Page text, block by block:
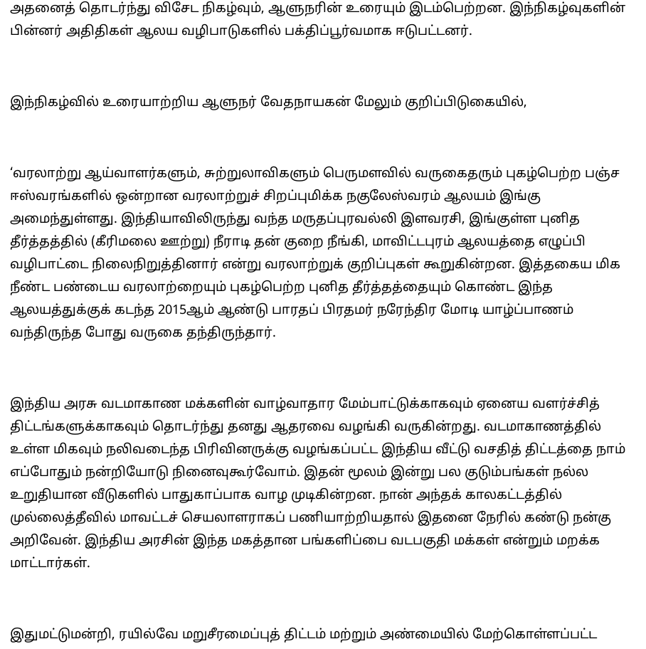
அதனைத் தொடர்ந்து விசேட நிகழ்வும், ஆளுநரின் உரையும் இடம்பெற்றன. இந்நிகழ்வுகளின்
பின்னர் அதிதிகள் ஆலய வழிபாடுகளில் பக்திப்பூர்வமாக ஈடுபட்டனர்.
இந்நிகழ்வில் உரையாற்றிய ஆளுநர் வேதநாயகன் மேலும் குறிப்பிடுகையில்,
‘வரலாற்று ஆய்வாளர்களும், சுற்றுலாவிகளும் பெருமளவில் வருகைதரும் புகழ்பெற்ற பஞ்ச
ஈஸ்வரங்களில் ஒன்றான வரலாற்றுச் சிறப்புமிக்க நகுலேஸ்வரம் ஆலயம் இங்கு
அமைந்துள்ளது. இந்தியாவிலிருந்து வந்த மருதப்புரவல்லி இளவரசி, இங்குள்ள புனித
தீர்த்தத்தில் (கீரிமலை ஊற்று) நீராடி தன் குறை நீங்கி, மாவிட்டபுரம் ஆலயத்தை எழுப்பி
வழிபாட்டை நிலைநிறுத்தினார் என்று வரலாற்றுக் குறிப்புகள் கூறுகின்றன. இத்தகைய மிக
நீண்ட பண்டைய வரலாற்றையும் புகழ்பெற்ற புனித தீர்த்தத்தையும் கொண்ட இந்த
ஆலயத்துக்குக் கடந்த 2015ஆம் ஆண்டு பாரதப் பிரதமர் நரேந்திர மோடி யாழ்ப்பாணம்
வந்திருந்த போது வருகை தந்திருந்தார்.
இந்திய அரசு வடமாகாண மக்களின் வாழ்வாதார மேம்பாட்டுக்காகவும் ஏனைய வளர்ச்சித்
திட்டங்களுக்காகவும் தொடர்ந்து தனது ஆதரவை வழங்கி வருகின்றது. வடமாகாணத்தில்
உள்ள மிகவும் நலிவடைந்த பிரிவினருக்கு வழங்கப்பட்ட இந்திய வீட்டு வசதித் திட்டத்தை நாம்
எப்போதும் நன்றியோடு நினைவுகூர்வோம். இதன் மூலம் இன்று பல குடும்பங்கள் நல்ல
உறுதியான வீடுகளில் பாதுகாப்பாக வாழ முடிகின்றன. நான் அந்தக் காலகட்டத்தில்
முல்லைத்தீவில் மாவட்டச் செயலாளராகப் பணியாற்றியதால் இதனை நேரில் கண்டு நன்கு
அறிவேன். இந்திய அரசின் இந்த மகத்தான பங்களிப்பை வடபகுதி மக்கள் என்றும் மறக்க
மாட்டார்கள்.
இதுமட்டுமன்றி, ரயில்வே மறுசீரமைப்புத் திட்டம் மற்றும் அண்மையில் மேற்கொள்ளப்பட்ட